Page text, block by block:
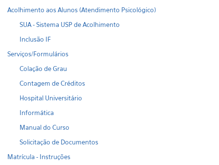
Acolhimento aos Alunos (Atendimento Psicológico)
SUA - Sistema USP de Acolhimento
Inclusão IF
Serviços/Formulários
Colação de Grau
Contagem de Créditos
Hospital Universitário
Informática
Manual do Curso
Solicitação de Documentos
Matrícula - Instruções